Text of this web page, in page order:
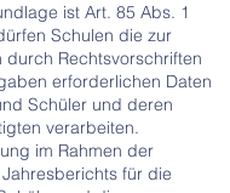
ist Art. 85 Abs. 1
Schulen die zur
durch Rechtsvorschriften
erforderlichen Daten
Schüler und deren
verarbeiten.
im Rahmen der
für die